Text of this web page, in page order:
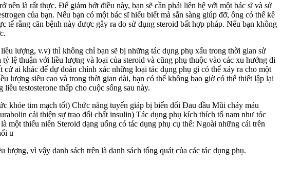
nên là rất thực. Để giảm bớt điều này, bạn sẽ cần phải liên hệ với một bác sĩ và sử
của bạn. Nếu bạn có một bác sĩ hiểu biết mà sẵn sàng giúp đỡ, ông có thể kê
rằng căn bệnh này được gây ra do sử dụng steroid bất hợp pháp. Nếu bạn không
lượng, v.v) thì không chỉ bạn sẽ bị những tác dụng phụ xấu trong thời gian sử
lệ thuận với liều lượng và loại của steroid và cũng phụ thuộc vào các xu hướng di
ai khác để dự đoán chính xác những loại tác dụng phụ gì có thể xảy ra cho một
lượng siêu cao và trong thời gian dài, bạn có thể không bao giờ có thể thiết lập lại
testosterone thấp cho cuộc sống sau này.
khỏe tim mạch tốt) Chức năng tuyến giáp bị biến đổi Đau đầu Mũi chảy máu
cải thiện sự trao đổi chất insulin) Tác dụng phụ kích thích tố nam như tóc
một thiếu niên Steroid dạng uống có tác dụng phụ cụ thể: Ngoài những cái trên
u
vì vậy danh sách trên là danh sách tổng quát của các tác dụng phụ.